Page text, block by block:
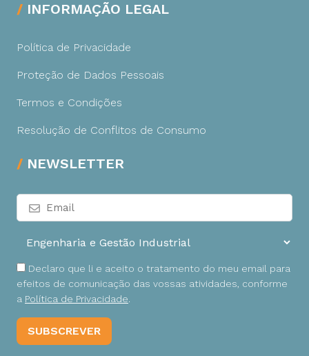
INFORMAÇÃO LEGAL
Política de Privacidade
Proteção de Dados Pessoais
Termos e Condições
Resolução de Conflitos de Consumo
NEWSLETTER
Declaro que li e aceito o tratamento do meu email para
efeitos de comunicação das vossas atividades, conforme
a Política de Privacidade